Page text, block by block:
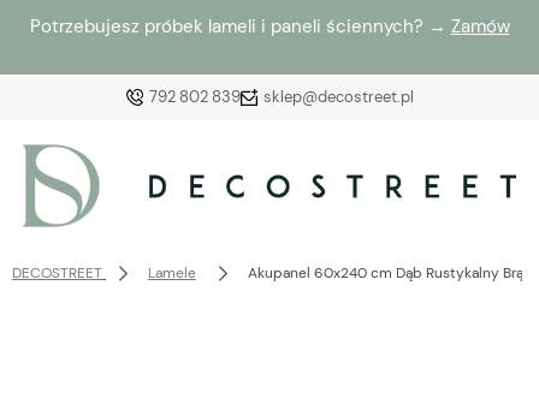
Potrzebujesz próbek lameli i paneli ściennych? → Zamów
792 802 839 sklep@decostreet.pl
DECOSTREET Lamele Akupanel 60x240 cm Dąb Rustykalny